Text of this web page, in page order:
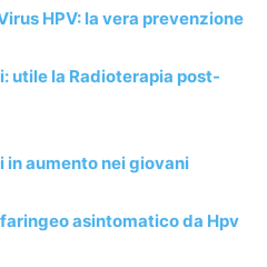
HPV: la vera prevenzione
utile la Radioterapia post-
aumento nei giovani
asintomatico da Hpv